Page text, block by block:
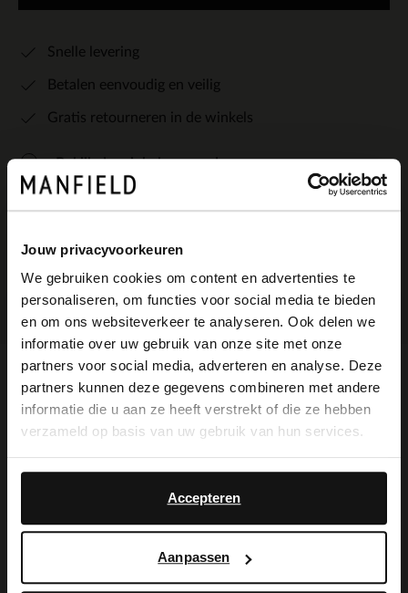
Jouw privacyvoorkeuren
We gebruiken cookies om content en advertenties te
personaliseren, om functies voor social media te bieden
en om ons websiteverkeer te analyseren. Ook delen we
informatie over uw gebruik van onze site met onze
partners voor social media, adverteren en analyse. Deze
partners kunnen deze gegevens combineren met andere
informatie die u aan ze heeft verstrekt of die ze hebben
verzameld op basis van uw gebruik van hun services.
Accepteren
Aanpassen
Snelle levering
Betalen eenvoudig en veilig
Gratis retourneren in de winkels
Bekijk de winkelvoorraad
Kleuren
Omschrijving
merk No Stress. De laarsjes hebben een
ritssluiting en een platte hak van 2 cm.
We adviseren als verzorging en
×
View this website in English?
It looks like your language isn't Dutch. Would
you like to switch to English?
English